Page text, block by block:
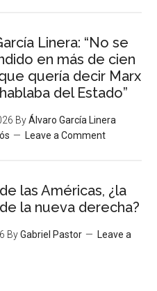
Linera: “No se
en más de cien
quería decir Marx
del Estado”
ByÁlvaro García Linera
Leave a Comment
las Américas, ¿la
la nueva derecha?
ByGabriel Pastor
Leave a